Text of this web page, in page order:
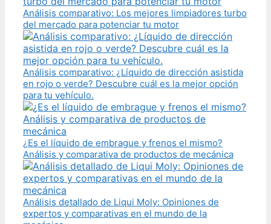
Análisis comparativo: Los mejores limpiadores turbo
del mercado para potenciar tu motor
Análisis comparativo: ¿Líquido de dirección asistida
en rojo o verde? Descubre cuál es la mejor opción
para tu vehículo.
¿Es el líquido de embrague y frenos el mismo?
Análisis y comparativa de productos de mecánica
Análisis detallado de Liqui Moly: Opiniones de
expertos y comparativas en el mundo de la